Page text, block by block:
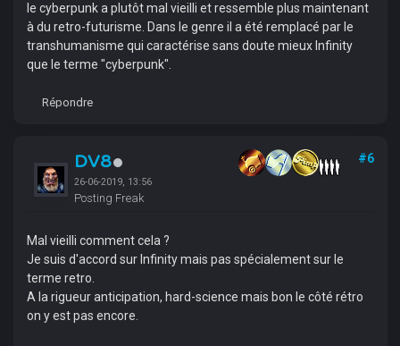
le cyberpunk a plutôt mal vieilli et ressemble plus maintenant
à du retro-futurisme. Dans le genre il a été remplacé par le
transhumanisme qui caractérise sans doute mieux Infinity
que le terme "cyberpunk".
Répondre
DV8
26-06-2019, 13:56
Posting Freak
#6
Mal vieilli comment cela ?
Je suis d'accord sur Infinity mais pas spécialement sur le
terme retro.
A la rigueur anticipation, hard-science mais bon le côté rétro
on y est pas encore.